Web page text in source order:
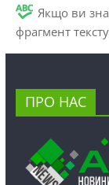
Якщо ви
фрагмент
ПРО НАС